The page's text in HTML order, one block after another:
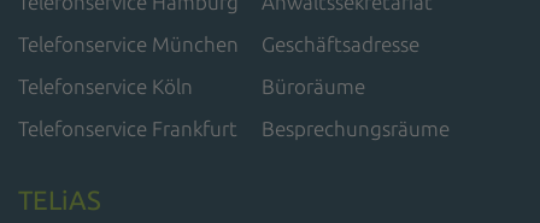
Telefonservice München
Telefonservice Köln
Telefonservice Frankfurt
Geschäftsadresse
Büroräume
Besprechungsräume
TELiAS